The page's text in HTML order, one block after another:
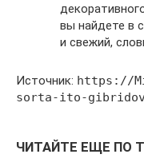
вы найдете в
и свежий,
Источник: https://
sorta-ito-
ЧИТАЙТЕ ЕЩЕ ПО